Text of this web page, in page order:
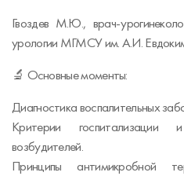
Гвоздев М.Ю., врач-
урологии МГМСУ им. А.И.
🔬 Основные моменты:
Диагностика воспалительных
Критерии госпитализации
возбудителей.
Принципы антимикробной